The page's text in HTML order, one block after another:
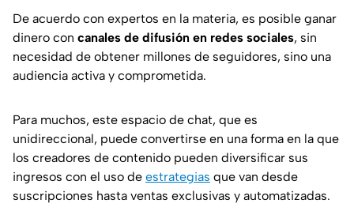
De acuerdo con expertos en la materia, es posible ganar
dinero con canales de difusión en redes sociales, sin
necesidad de obtener millones de seguidores, sino una
audiencia activa y comprometida.
Para muchos, este espacio de chat, que es
unidireccional, puede convertirse en una forma en la que
los creadores de contenido pueden diversificar sus
ingresos con el uso de estrategias que van desde
suscripciones hasta ventas exclusivas y automatizadas.